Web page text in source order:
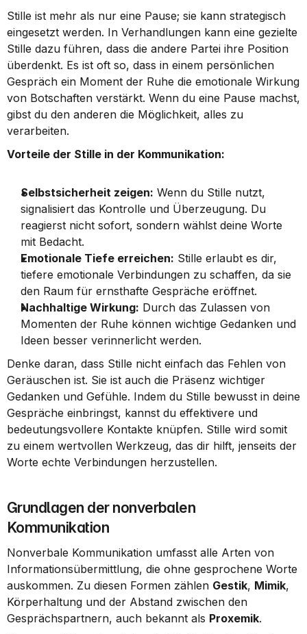
Stille ist mehr als nur eine Pause; sie kann strategisch
eingesetzt werden. In Verhandlungen kann eine gezielte
Stille dazu führen, dass die andere Partei ihre Position
überdenkt. Es ist oft so, dass in einem persönlichen
Gespräch ein Moment der Ruhe die emotionale Wirkung
von Botschaften verstärkt. Wenn du eine Pause machst,
gibst du den anderen die Möglichkeit, alles zu
verarbeiten.
Vorteile der Stille in der Kommunikation:
Selbstsicherheit zeigen: Wenn du Stille nutzt,
signalisiert das Kontrolle und Überzeugung. Du
reagierst nicht sofort, sondern wählst deine Worte
mit Bedacht.
Emotionale Tiefe erreichen: Stille erlaubt es dir,
tiefere emotionale Verbindungen zu schaffen, da sie
den Raum für ernsthafte Gespräche eröffnet.
Nachhaltige Wirkung: Durch das Zulassen von
Momenten der Ruhe können wichtige Gedanken und
Ideen besser verinnerlicht werden.
Denke daran, dass Stille nicht einfach das Fehlen von
Geräuschen ist. Sie ist auch die Präsenz wichtiger
Gedanken und Gefühle. Indem du Stille bewusst in deine
Gespräche einbringst, kannst du effektivere und
bedeutungsvollere Kontakte knüpfen. Stille wird somit
zu einem wertvollen Werkzeug, das dir hilft, jenseits der
Worte echte Verbindungen herzustellen.
Grundlagen der nonverbalen
Kommunikation
Nonverbale Kommunikation umfasst alle Arten von
Informationsübermittlung, die ohne gesprochene Worte
auskommen. Zu diesen Formen zählen Gestik, Mimik,
Körperhaltung und der Abstand zwischen den
Gesprächspartnern, auch bekannt als Proxemik.